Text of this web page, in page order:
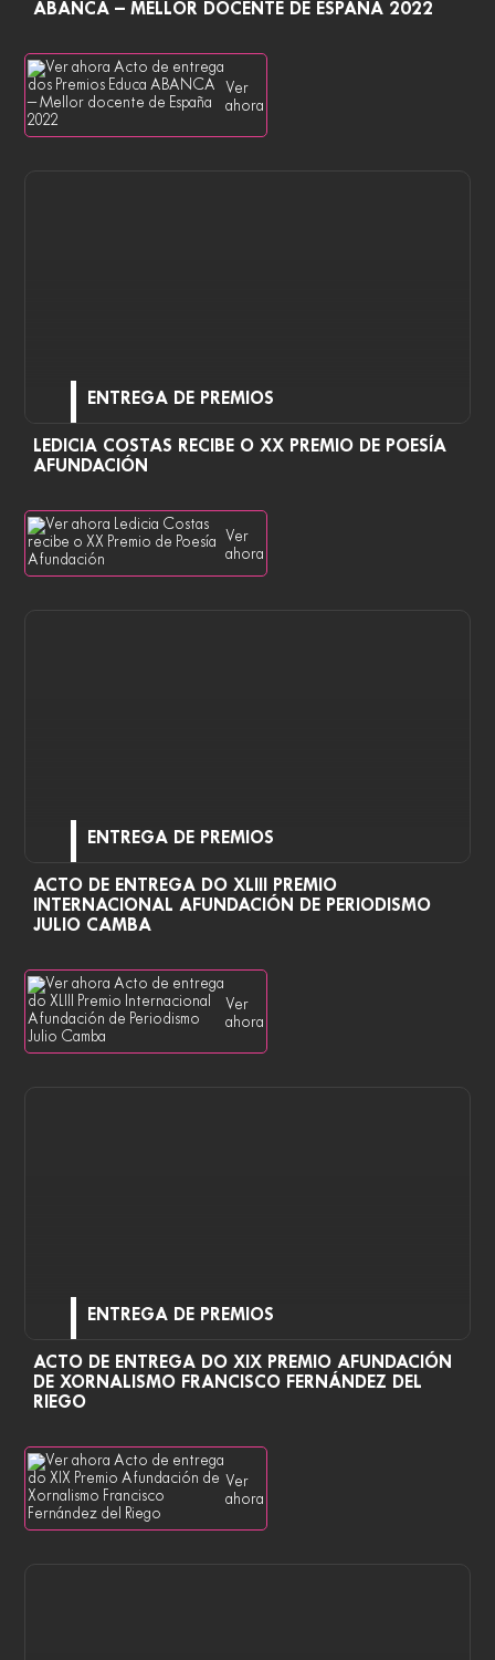
ABANCA – MELLOR DOCENTE DE ESPAÑA 2022
Ver
ahora
ENTREGA DE PREMIOS
LEDICIA COSTAS RECIBE O XX PREMIO DE POESÍA
AFUNDACIÓN
Ver
ahora
ENTREGA DE PREMIOS
ACTO DE ENTREGA DO XLIII PREMIO
INTERNACIONAL AFUNDACIÓN DE PERIODISMO
JULIO CAMBA
Ver
ahora
ENTREGA DE PREMIOS
ACTO DE ENTREGA DO XIX PREMIO AFUNDACIÓN
DE XORNALISMO FRANCISCO FERNÁNDEZ DEL
RIEGO
Ver
ahora